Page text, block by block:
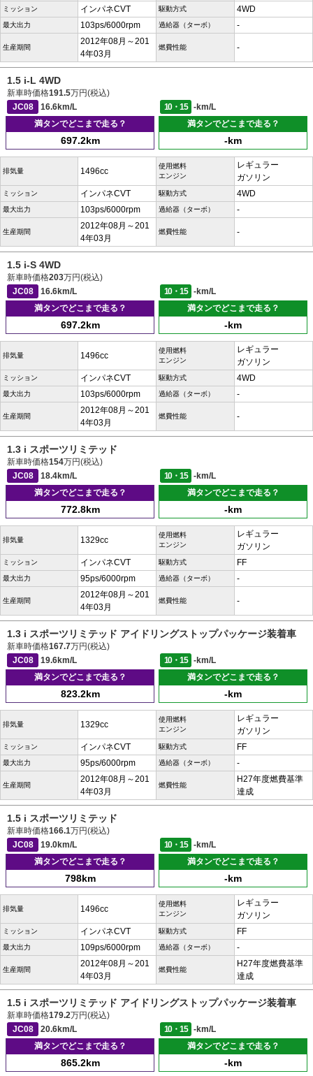
ミッション インパネCVT 駆動方式 4WD
最大出力 103ps/6000rpm 過給器（ターボ） -
生産期間
2012年08月～201
4年03月
燃費性能 -
1.5 i-L 4WD
新車時価格191.5万円(税込)
JC08
16.6km/L 10・15
-km/L
満タンでどこまで走る？
697.2km
満タンでどこまで走る？
-km
排気量 1496cc
使用燃料
エンジン
レギュラー
ガソリン
ミッション インパネCVT 駆動方式 4WD
最大出力 103ps/6000rpm 過給器（ターボ） -
生産期間
2012年08月～201
4年03月
燃費性能 -
1.5 i-S 4WD
新車時価格203万円(税込)
JC08
16.6km/L 10・15
-km/L
満タンでどこまで走る？
697.2km
満タンでどこまで走る？
-km
排気量 1496cc
使用燃料
エンジン
レギュラー
ガソリン
ミッション インパネCVT 駆動方式 4WD
最大出力 103ps/6000rpm 過給器（ターボ） -
生産期間
2012年08月～201
4年03月
燃費性能 -
1.3 i スポーツリミテッド
新車時価格154万円(税込)
JC08
18.4km/L 10・15
-km/L
満タンでどこまで走る？
772.8km
満タンでどこまで走る？
-km
排気量 1329cc
使用燃料
エンジン
レギュラー
ガソリン
ミッション インパネCVT 駆動方式 FF
最大出力 95ps/6000rpm 過給器（ターボ） -
生産期間
2012年08月～201
4年03月
燃費性能 -
1.3 i スポーツリミテッド アイドリングストップパッケージ装着車
新車時価格167.7万円(税込)
JC08
19.6km/L 10・15
-km/L
満タンでどこまで走る？
823.2km
満タンでどこまで走る？
-km
排気量 1329cc
使用燃料
エンジン
レギュラー
ガソリン
ミッション インパネCVT 駆動方式 FF
最大出力 95ps/6000rpm 過給器（ターボ） -
生産期間
2012年08月～201
4年03月
燃費性能
H27年度燃費基準
達成
1.5 i スポーツリミテッド
新車時価格166.1万円(税込)
JC08
19.0km/L 10・15
-km/L
満タンでどこまで走る？
798km
満タンでどこまで走る？
-km
排気量 1496cc
使用燃料
エンジン
レギュラー
ガソリン
ミッション インパネCVT 駆動方式 FF
最大出力 109ps/6000rpm 過給器（ターボ） -
生産期間
2012年08月～201
4年03月
燃費性能
H27年度燃費基準
達成
1.5 i スポーツリミテッド アイドリングストップパッケージ装着車
新車時価格179.2万円(税込)
JC08
20.6km/L 10・15
-km/L
満タンでどこまで走る？
865.2km
満タンでどこまで走る？
-km